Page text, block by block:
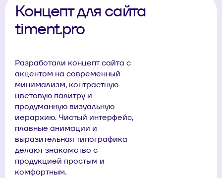
Концепт для сайта
timent.pro
Разработали концепт сайта с
акцентом на современный
минимализм, контрастную
цветовую палитру и
продуманную визуальную
иерархию. Чистый интерфейс,
плавные анимации и
выразительная типографика
делают знакомство с
продукцией простым и
комфортным.